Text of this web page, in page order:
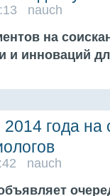
nauch
на
и инноваций
года на
nauch